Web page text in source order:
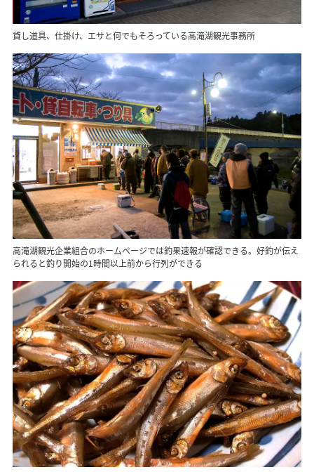
貸し道具、仕掛け、エサと何でもそろっている高滝湖観光事務所
高滝湖観光企業組合のホームページでは釣果速報が確認できる。好釣が伝え
られると釣り開始の1時間以上前から行列ができる